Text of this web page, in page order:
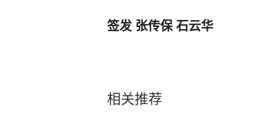
签发 张传保 石云华
相关推荐